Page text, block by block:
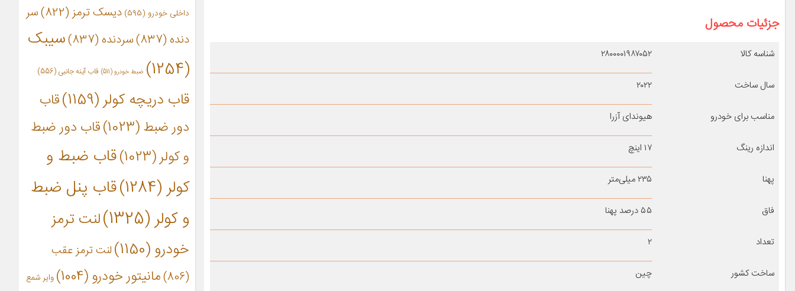
جزئیات محصول
شناسه کالا ۲۸۰۰۰۰۱۹۸۷۰۵۲
سال ساخت ۲۰۲۲
مناسب برای خودرو هیوندای آزرا
اندازه رینگ ۱۷ اینچ
پهنا ۲۳۵ میلی‌متر
فاق ۵۵ درصد پهنا
تعداد ۲
ساخت کشور چین
داخلی خودرو (595) دیسک ترمز(822)
سر
دنده(837) سردنده(837)
سیبک
(1254)
ضبط خودرو(511) قاب آینه جانبی (556)
قاب دریچه کولر(1159)
قاب
دور ضبط(1023)
قاب دور ضبط
و کولر(1023)
قاب ضبط و
کولر(1284)
قاب پنل ضبط
و کولر(1325)
لنت ترمز
خودرو(1150)
لنت ترمز عقب
(806)
مانیتور خودرو(1004)
وایر شمع